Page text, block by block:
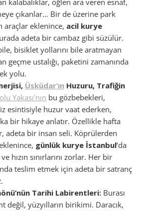
çıkanlar… Bir de üzerine park
araçlar eklenince, acil kurye
adeta bir cambaz gibi süzülür.
bisiklet yollarını bile aratmayan
geçme ustalığı, paketini zamanında
yolu.
Üsküdar’ın Huzuru, Trafiğin
Yakası’nın bu gözbebekleri,
esintisiyle huzur vaat ederken,
bir hikaye anlatır. Özellikle hafta
adeta bir insan seli. Köprülerden
günlük kurye İstanbul‘da
hızın sınırlarını zorlar. Her bir
teslim etmek için adeta bir satranç
Tarihi Labirentleri: Burası
değil, yüzyılların birikimi. Daracık,